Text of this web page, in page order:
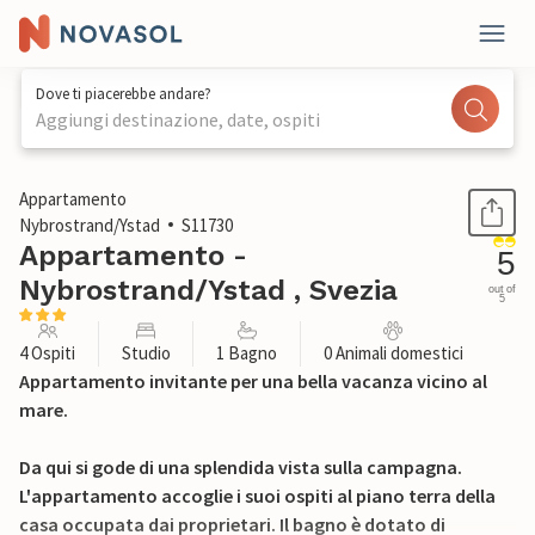
Dove ti piacerebbe andare?
Aggiungi destinazione, date, ospiti
1 / 19
Appartamento
Nybrostrand/Ystad
S11730
Appartamento -
Nybrostrand/Ystad , Svezia
5
out of
5
4 Ospiti Studio 1 Bagno 0 Animali domestici
Appartamento invitante per una bella vacanza vicino al
mare.
Da qui si gode di una splendida vista sulla campagna.
L'appartamento accoglie i suoi ospiti al piano terra della
casa occupata dai proprietari. Il bagno è dotato di